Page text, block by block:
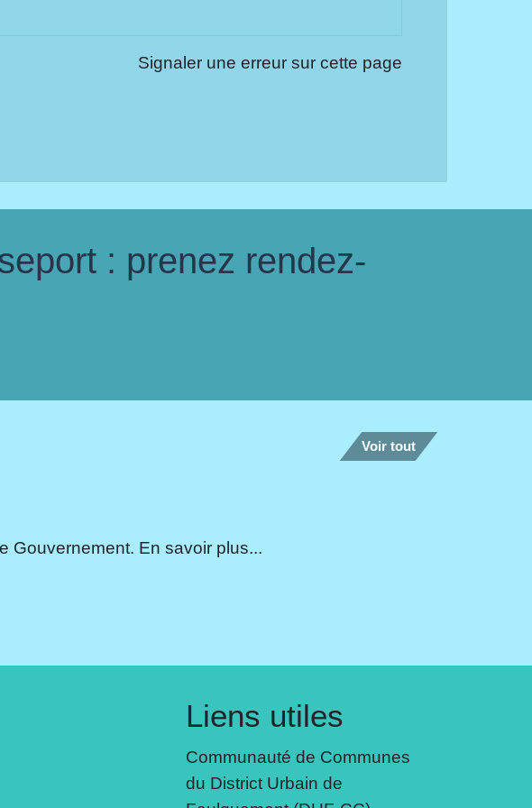
Signaler une erreur sur cette page
: prenez rendez-
Voir tout
Gouvernement. En savoir plus...
Liens utiles
Communauté de Communes
du District Urbain de